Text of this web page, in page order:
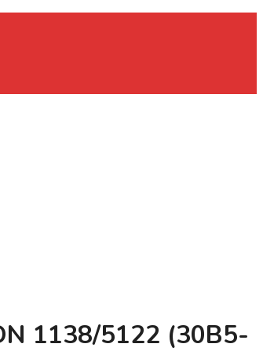
1138/5122 (30B5-